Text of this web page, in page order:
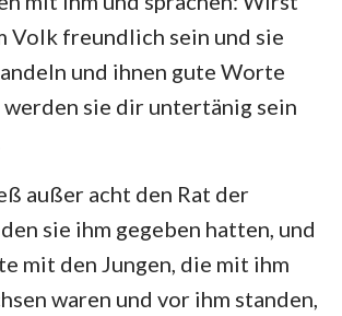
Volk freundlich sein und sie
und ihnen gute Worte
werden sie dir untertänig sein
außer acht den Rat der
sie ihm gegeben hatten, und
mit den Jungen, die mit ihm
waren und vor ihm standen,